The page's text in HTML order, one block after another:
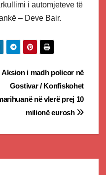
i automjeteve të
– Deve Bair.
Aksion i madh policor në
Gostivar / Konfiskohet
në vlerë prej 10
milionë eurosh